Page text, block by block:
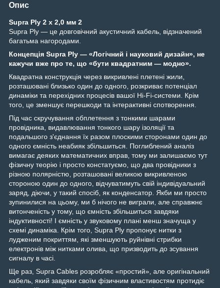
Опис
Supra Ply 2 x 2,0 мм 2
Supra Ply — це довговічний акустичний кабель, відзначений
багатьма нагородами.
Концепція Supra Ply — «Логічний і науковий дизайн», не
кажучи вже про те, що «бути квадратним — модно».
Квадратна конструкція через викривлені плетені жили,
розташовані близько один до одного, розкриває потенціал
динаміки та перехідних процесів вашої Hi-Fi-системи. Крім
того, це зменшує перешкоди та інтерактивні спотворення.
Під час скручування обплетення з тонкими шарами
провідника, видавлювання тонкого шару ізоляції та
подальшого з'єднання їх разом плоскими сторонами один до
одного ємність неабияк збільшиться. Поглиблений аналіз
вимагає деяких математичних вправ, тому ми залишаємо тут
фізичну теорію і просто констатуємо, що два провідники з
різною полярністю, розташовані великою викривленою
стороною один до одного, відчуватимуть свій індивідуальний
заряд, діючи, у такий спосіб, як конденсатор. Якби ми просто
зупинилися на цьому, ми б нічого не виграли, але справжнє
витонченість у тому, що ємність збільшиться завдяки
індуктивності! І ємність у звуковому плані менш значуща у
схемі динаміка. Крім того, Supra Ply пропонує нитки з
лудженим покриттям, які зменшують руйнівні стрибки
електронів між нитками олива, що призводить до зсування
сигналу в часі.
Ще раз, Supra Cables розробляє «простий», але оригінальний
кабель, який завдяки своїм фізичним властивостям протидіє